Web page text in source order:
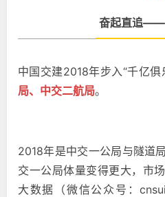
奋起直追——
中国交建2018年步入“千亿俱
局、中交二航局。
2018年是中交一公局与隧道
交一公局体量变得更大，市
大数据（微信公众号：